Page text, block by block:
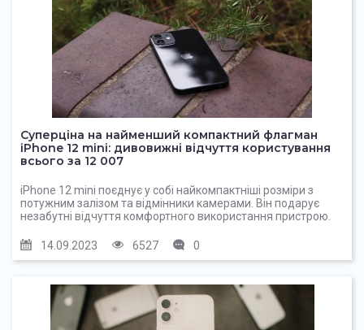
Суперціна на найменший компактний флагман
iPhone 12 mini: дивовижні відчуття користування
всього за 12 007
iPhone 12 mini поєднує у собі найкомпактніші розміри з
потужним залізом та відмінники камерами. Він подарує
незабутні відчуття комфортного використання пристрою.
14.09.2023 6527 0